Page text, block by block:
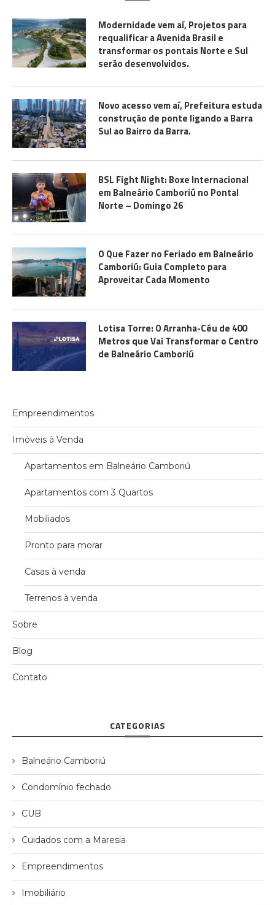
Modernidade vem aí, Projetos para
requalificar a Avenida Brasil e
transformar os pontais Norte e Sul
serão desenvolvidos.
Novo acesso vem aí, Prefeitura estuda
construção de ponte ligando a Barra
Sul ao Bairro da Barra.
BSL Fight Night: Boxe Internacional
em Balneário Camboriú no Pontal
Norte – Domingo 26
O Que Fazer no Feriado em Balneário
Camboriú: Guia Completo para
Aproveitar Cada Momento
Lotisa Torre: O Arranha-Céu de 400
Metros que Vai Transformar o Centro
de Balneário Camboriú
Empreendimentos
Imóveis à Venda
Apartamentos em Balneário Camboriú
Apartamentos com 3 Quartos
Mobiliados
Pronto para morar
Casas à venda
Terrenos à venda
Sobre
Blog
Contato
CATEGORIAS
Balneário Camboriú
Condomínio fechado
CUB
Cuidados com a Maresia
Empreendimentos
Imobiliário